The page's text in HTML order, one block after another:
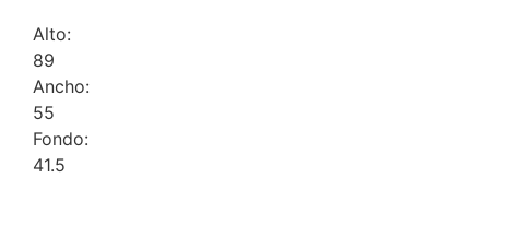
Alto:
89
Ancho:
55
Fondo:
41.5